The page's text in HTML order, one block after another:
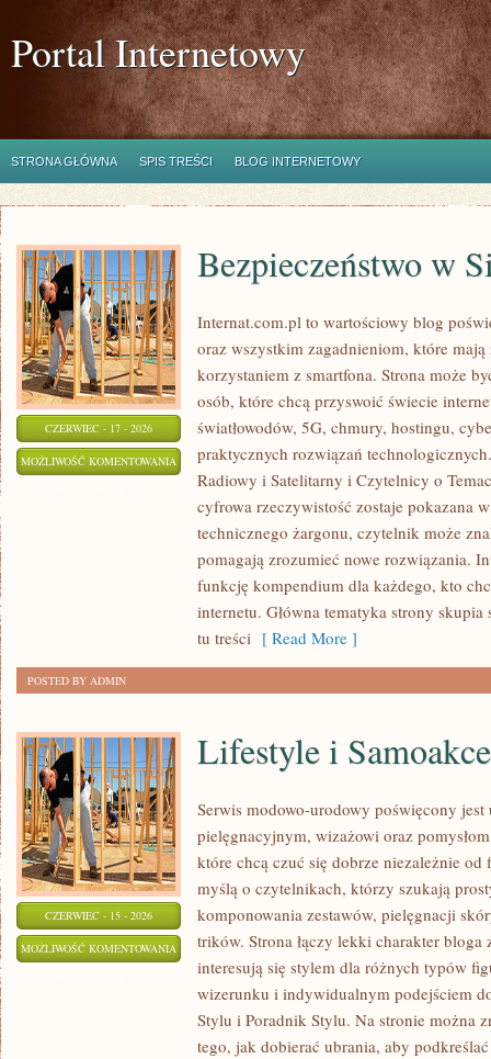
Portal Internetowy
STRONA GŁÓWNA SPIS TREŚCI BLOG INTERNETOWY
CZERWIEC - 17 - 2026
MOŻLIWOŚĆ KOMENTOWANIA BEZPIECZEŃSTWO
SIECI
Bezpieczeństwo w
Internat.com.pl to wartościowy blog
oraz wszystkim zagadnieniom, które
korzystaniem z smartfona. Strona może
osób, które chcą przyswoić świecie
światłowodów, 5G, chmury, hostingu,
praktycznych rozwiązań
Radiowy i Satelitarny i Czytelnicy o
cyfrowa rzeczywistość zostaje pokazana
technicznego żargonu, czytelnik może
pomagają zrozumieć nowe rozwiązania.
funkcję kompendium dla każdego, kto
internetu. Główna tematyka strony skupia
tu treści [ Read More ]
POSTED BY ADMIN
CZERWIEC - 15 - 2026
MOŻLIWOŚĆ KOMENTOWANIA LIFESTYLE
SAMOAKCEPTACJA
Lifestyle i
Serwis modowo-urodowy poświęcony
pielęgnacyjnym, wizażowi oraz
które chcą czuć się dobrze niezależnie od
myślą o czytelnikach, którzy szukają
komponowania zestawów, pielęgnacji
trików. Strona łączy lekki charakter
interesują się stylem dla różnych typów
wizerunku i indywidualnym podejściem
Stylu i Poradnik Stylu. Na stronie można
tego, jak dobierać ubrania, aby